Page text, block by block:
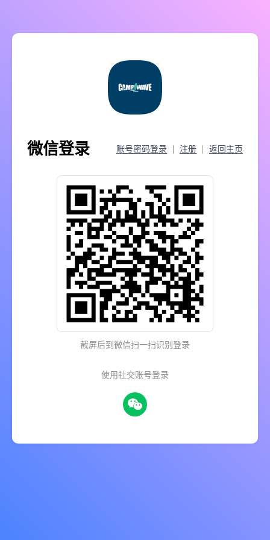
微信登录 账号密码登录 注册 返回主页
截屏后到微信扫一扫识别登录
使用社交账号登录